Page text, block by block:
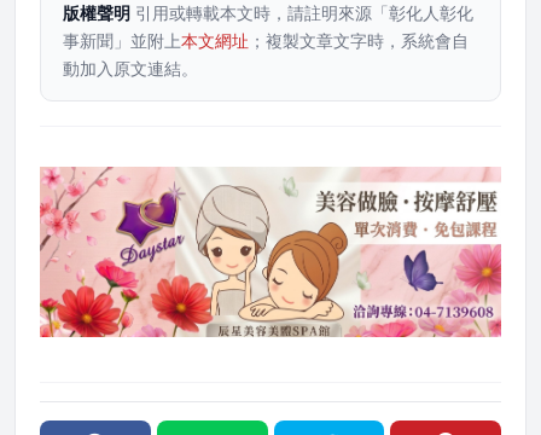
版權聲明 引用或轉載本文時，請註明來源「彰化人彰化
事新聞」並附上本文網址 ；複製文章文字時，系統會自
動加入原文連結。